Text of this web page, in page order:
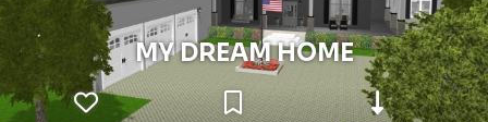
MY DREAM HOME